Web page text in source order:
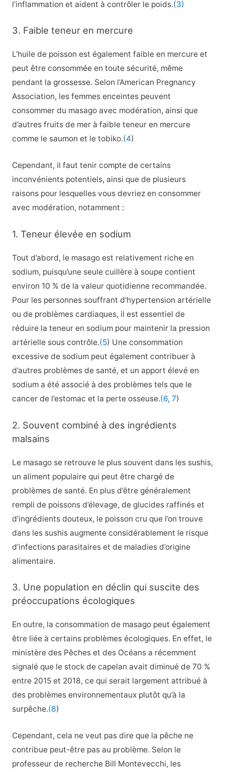
l’inflammation et aident à contrôler le poids.(3)
3. Faible teneur en mercure
L’huile de poisson est également faible en mercure et
peut être consommée en toute sécurité, même
pendant la grossesse. Selon l’American Pregnancy
Association, les femmes enceintes peuvent
consommer du masago avec modération, ainsi que
d’autres fruits de mer à faible teneur en mercure
comme le saumon et le tobiko.(4)
Cependant, il faut tenir compte de certains
inconvénients potentiels, ainsi que de plusieurs
raisons pour lesquelles vous devriez en consommer
avec modération, notamment :
1. Teneur élevée en sodium
Tout d’abord, le masago est relativement riche en
sodium, puisqu’une seule cuillère à soupe contient
environ 10 % de la valeur quotidienne recommandée.
Pour les personnes souffrant d’hypertension artérielle
ou de problèmes cardiaques, il est essentiel de
réduire la teneur en sodium pour maintenir la pression
artérielle sous contrôle.(5) Une consommation
excessive de sodium peut également contribuer à
d’autres problèmes de santé, et un apport élevé en
sodium a été associé à des problèmes tels que le
cancer de l’estomac et la perte osseuse.(6, 7)
2. Souvent combiné à des ingrédients
malsains
Le masago se retrouve le plus souvent dans les sushis,
un aliment populaire qui peut être chargé de
problèmes de santé. En plus d’être généralement
rempli de poissons d’élevage, de glucides raffinés et
d’ingrédients douteux, le poisson cru que l’on trouve
dans les sushis augmente considérablement le risque
d’infections parasitaires et de maladies d’origine
alimentaire.
3. Une population en déclin qui suscite des
préoccupations écologiques
En outre, la consommation de masago peut également
être liée à certains problèmes écologiques. En effet, le
ministère des Pêches et des Océans a récemment
signalé que le stock de capelan avait diminué de 70 %
entre 2015 et 2018, ce qui serait largement attribué à
des problèmes environnementaux plutôt qu’à la
surpêche.(8)
Cependant, cela ne veut pas dire que la pêche ne
contribue peut-être pas au problème. Selon le
professeur de recherche Bill Montevecchi, les